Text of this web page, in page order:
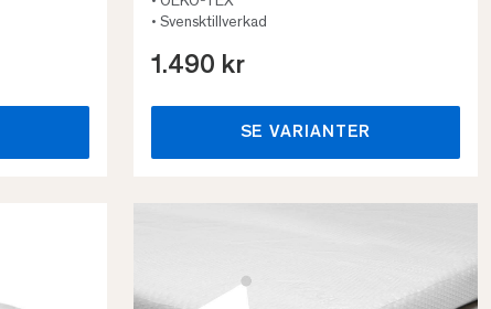
• Svensktillverkad
1.490 kr
SE VARIANTER